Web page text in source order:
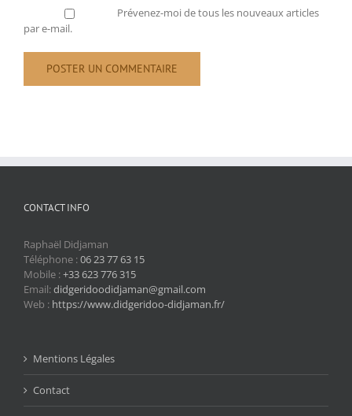
Prévenez-moi de tous les nouveaux articles
par e-mail.
CONTACT INFO
Raphaël Didjaman
Téléphone :06 23 77 63 15
Mobile :+33 623 776 315
Email:didgeridoodidjaman@gmail.com
Web : https://www.didgeridoo-didjaman.fr/
Mentions Légales
Contact